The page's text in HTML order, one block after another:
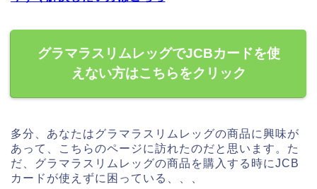
グラマラスリムレッグでJCBカードを使
えない方はこちらをクリック
多分、あなたはグラマラスリムレッグの商品に興味が
あって、こちらのページに訪れたのだと思います。た
だ、グラマラスリムレッグの商品を購入する時にJCB
カードが使えずに困っている、、、